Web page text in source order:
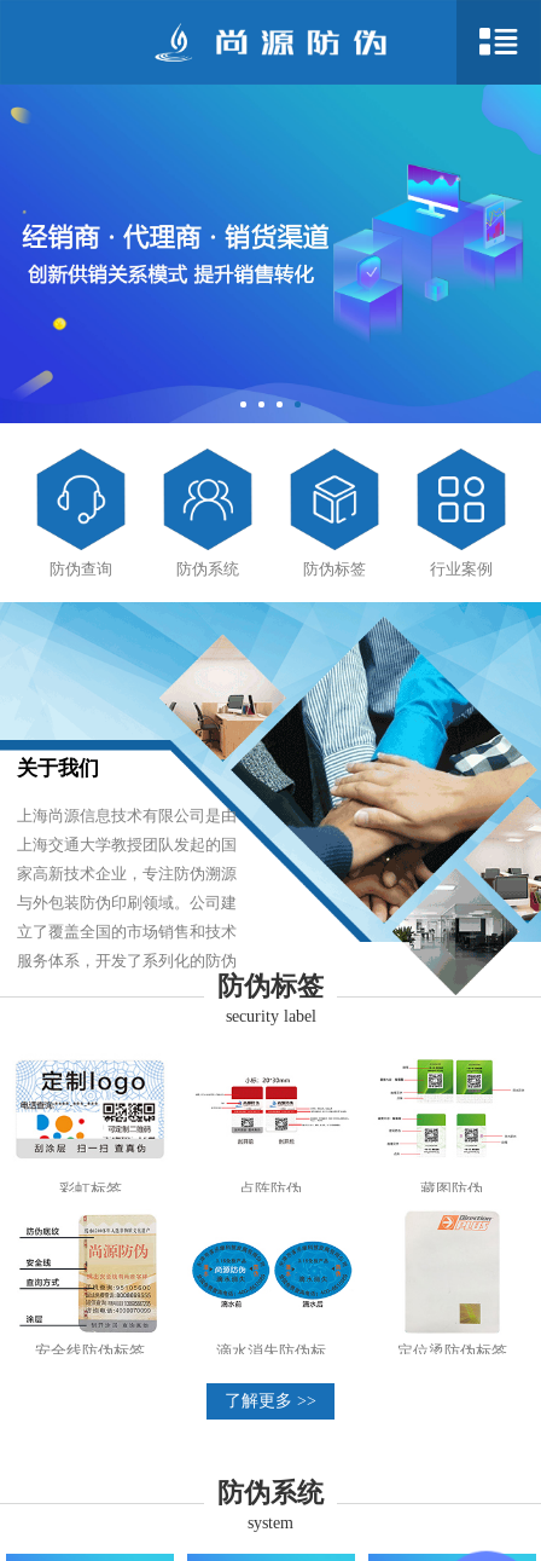
防伪查询 防伪系统 防伪标签 行业案例
关于我们
上海尚源信息技术有限公司是由
上海交通大学教授团队发起的国
家高新技术企业，专注防伪溯源
与外包装防伪印刷领域。公司建
立了覆盖全国的市场销售和技术
服务体系，开发了系列化的防伪
产品，以难仿制、易识别、优成
本的技术，经受住了市场的严酷
防伪标签
security label
彩虹标签 点阵防伪 藏图防伪
安全线防伪标签 滴水消失防伪标 定位烫防伪标签
了解更多 >>
防伪系统
system